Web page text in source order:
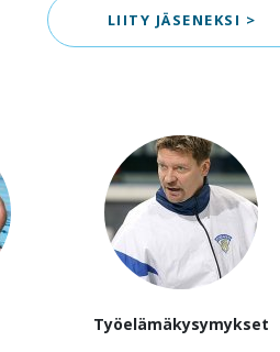
LIITY JÄSENEKSI >
Työelämäkysymykset